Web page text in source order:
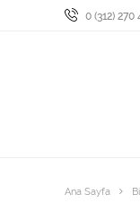
0 (312) 270
Ana Sayfa